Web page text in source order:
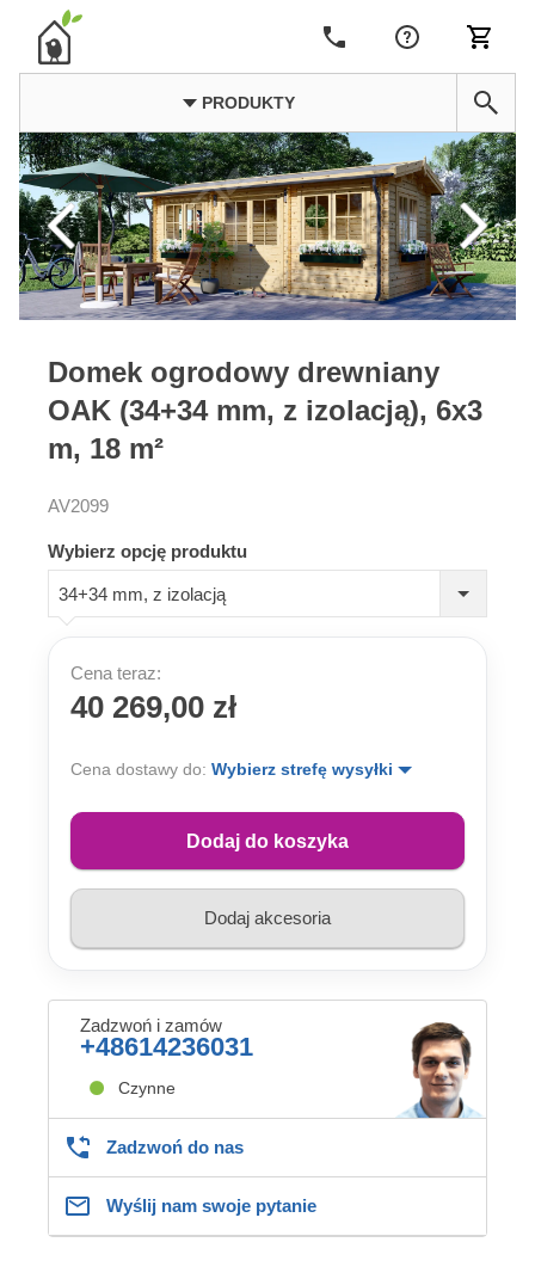
PRODUKTY
Domek ogrodowy drewniany
OAK (34+34 mm, z izolacją), 6x3
m, 18 m²
AV2099
Wybierz opcję produktu
34+34 mm, z izolacją
Cena teraz:
40 269,00 zł
Cena dostawy do: Wybierz strefę wysyłki
Dodaj do koszyka
Dodaj akcesoria
Zadzwoń i zamów
+48614236031
Czynne
Zadzwoń do nas
Wyślij nam swoje pytanie